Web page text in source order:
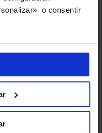
o consentir